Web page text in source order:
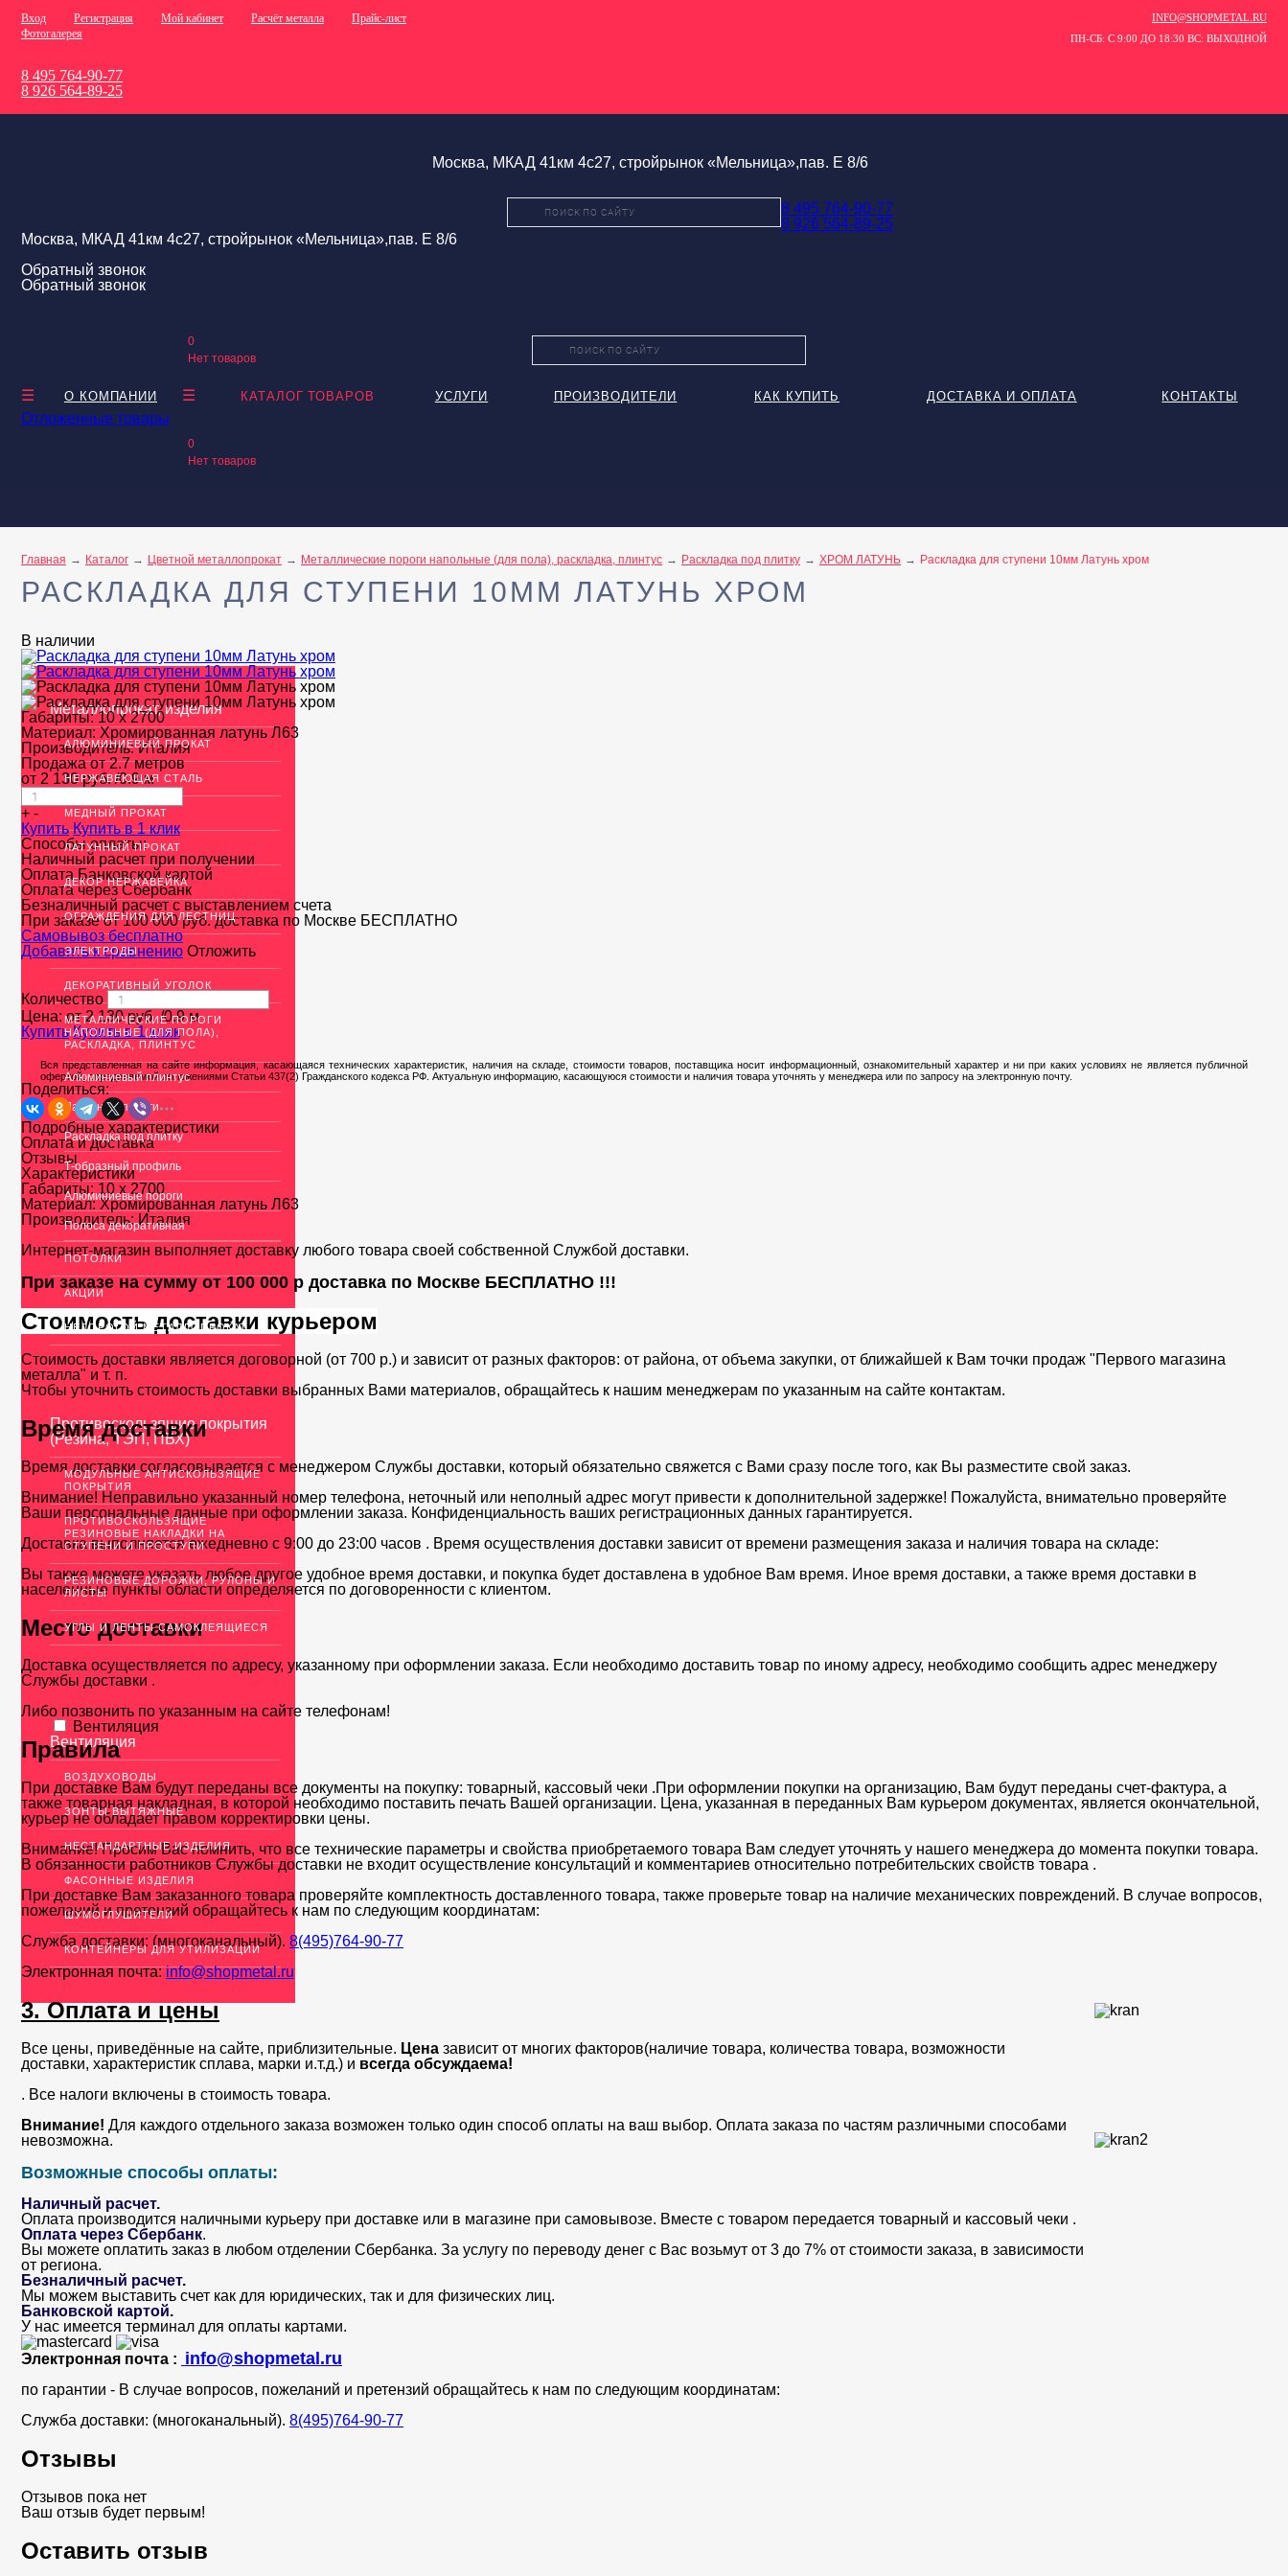
Вход Регистрация Мой кабинет Расчёт металла
Прайс-лист
Фотогалерея
INFO@SHOPMETAL.RU
ПН-СБ: С 9:00 ДО 18:30 ВС: ВЫХОДНОЙ
8 495 764-90-77
8 926 564-89-25
Москва, МКАД 41км 4с27, стройрынок «Мельница»,пав. Е 8/6
8 495 764-90-77
8 926 564-89-25
Москва, МКАД 41км 4с27, стройрынок «Мельница»,пав. Е 8/6
Обратный звонок
Обратный звонок
0
Нет товаров
О КОМПАНИИ КАТАЛОГ ТОВАРОВ УСЛУГИ ПРОИЗВОДИТЕЛИ КАК КУПИТЬ ДОСТАВКА И ОПЛАТА КОНТАКТЫ
Отложенные товары
0
Нет товаров
Главная Каталог Цветной металлопрокат Металлические пороги напольные (для пола), раскладка, плинтус Раскладка под плитку ХРОМ ЛАТУНЬ Раскладка для ступени 10мм Латунь хром
РАСКЛАДКА ДЛЯ СТУПЕНИ 10ММ ЛАТУНЬ ХРОМ
Металлопрокат, изделия
АЛЮМИНИЕВЫЙ ПРОКАТ
НЕРЖАВЕЮЩАЯ СТАЛЬ
МЕДНЫЙ ПРОКАТ
ЛАТУННЫЙ ПРОКАТ
ДЕКОР НЕРЖАВЕЙКА
ОГРАЖДЕНИЯ ДЛЯ ЛЕСТНИЦ
ЭЛЕКТРОДЫ
ДЕКОРАТИВНЫЙ УГОЛОК
МЕТАЛЛИЧЕСКИЕ ПОРОГИ
НАПОЛЬНЫЕ (ДЛЯ ПОЛА),
РАСКЛАДКА, ПЛИНТУС
Алюминиевый плинтус
Латунные пороги
Раскладка под плитку
Т-образный профиль
Алюминиевые пороги
Полоса декоративная
ПОТОЛКИ
АКЦИИ
НЕДОРОГОЙ МЕТАЛЛОПРОКАТ
Противоскользящие покрытия
(Резина, ТЭП, ПВХ)
МОДУЛЬНЫЕ АНТИСКОЛЬЗЯЩИЕ
ПОКРЫТИЯ
ПРОТИВОСКОЛЬЗЯЩИЕ
РЕЗИНОВЫЕ НАКЛАДКИ НА
СТУПЕНИ И ПРОСТУПИ
РЕЗИНОВЫЕ ДОРОЖКИ, РУЛОНЫ И
ЛИСТЫ
УГЛЫ И ЛЕНТЫ САМОКЛЕЯЩИЕСЯ
Вентиляция
Вентиляция
ВОЗДУХОВОДЫ
ЗОНТЫ ВЫТЯЖНЫЕ
НЕСТАНДАРТНЫЕ ИЗДЕЛИЯ
ФАСОННЫЕ ИЗДЕЛИЯ
ШУМОГЛУШИТЕЛИ
КОНТЕЙНЕРЫ ДЛЯ УТИЛИЗАЦИИ
В наличии
Габариты:10 х 2700
Материал:Хромированная латунь Л63
Производитель:Италия
Продажа от 2.7 метров
от 2 130руб. /0.9 м
+ -
Купить Купить в 1 клик
Способы оплаты:
Наличный расчет при получении
Оплата Банковской картой
Оплата через Сбербанк
Безналичный расчет с выставлением счета
При заказе от 100 000 руб. доставка по Москве БЕСПЛАТНО
Cамовывоз бесплатно
Добавить к сравнению Отложить
Количество
Цена: от2 130руб. /0.9 м
Купить Купить в 1 клик
Вся представленная на сайте информация, касающаяся технических характеристик, наличия на складе, стоимости товаров, поставщика носит информационный, ознакомительный характер и ни при каких условиях не является публичной
офертой, определяемой положениями Статьи 437(2) Гражданского кодекса РФ. Актуальную информацию, касающуюся стоимости и наличия товара уточнять у менеджера или по запросу на электронную почту.
Поделиться:
Подробные характеристики
Оплата и доставка
Отзывы
Характеристики
Габариты: 10 х 2700
Материал:Хромированная латунь Л63
Производитель:Италия
Интернет-магазин выполняет доставку любого товара своей собственной Службой доставки.
При заказе на сумму от 100 000 р доставка по Москве БЕСПЛАТНО !!!
Стоимость доставки курьером
Стоимость доставки является договорной (от 700 р.) и зависит от разных факторов: от района, от объема закупки, от ближайшей к Вам точки продаж "Первого магазина
металла" и т. п.
Чтобы уточнить стоимость доставки выбранных Вами материалов, обращайтесь к нашим менеджерам по указанным на сайте контактам.
Время доставки
Время доставки согласовывается с менеджером Службы доставки, который обязательно свяжется с Вами сразу после того, как Вы разместите свой заказ.
Внимание! Неправильно указанный номер телефона, неточный или неполный адрес могут привести к дополнительной задержке! Пожалуйста, внимательно проверяйте
Ваши персональные данные при оформлении заказа. Конфиденциальность ваших регистрационных данных гарантируется.
Доставка выполняется ежедневно с 9:00 до 23:00 часов . Время осуществления доставки зависит от времени размещения заказа и наличия товара на складе:
Вы также можете указать любое другое удобное время доставки, и покупка будет доставлена в удобное Вам время. Иное время доставки, а также время доставки в
населенные пункты области определяется по договоренности с клиентом.
Место доставки
Доставка осуществляется по адресу, указанному при оформлении заказа. Если необходимо доставить товар по иному адресу, необходимо сообщить адрес менеджеру
Службы доставки .
Либо позвонить по указанным на сайте телефонам!
Правила
При доставке Вам будут переданы все документы на покупку: товарный, кассовый чеки .При оформлении покупки на организацию, Вам будут переданы счет-фактура, а
также товарная накладная, в которой необходимо поставить печать Вашей организации. Цена, указанная в переданных Вам курьером документах, является окончательной,
курьер не обладает правом корректировки цены.
Внимание! Просим Вас помнить, что все технические параметры и свойства приобретаемого товара Вам следует уточнять у нашего менеджера до момента покупки товара.
В обязанности работников Службы доставки не входит осуществление консультаций и комментариев относительно потребительских свойств товара .
При доставке Вам заказанного товара проверяйте комплектность доставленного товара, также проверьте товар на наличие механических повреждений. В случае вопросов,
пожеланий и претензий обращайтесь к нам по следующим координатам:
Служба доставки: (многоканальный). 8(495)764-90-77
Электронная почта:info@shopmetal.ru
3. Оплата и цены
Все цены, приведённые на сайте, приблизительные. Цена зависит от многих факторов(наличие товара, количества товара, возможности
доставки, характеристик сплава, марки и.т.д.) и всегда обсуждаема!
. Все налоги включены в стоимость товара.
Внимание! Для каждого отдельного заказа возможен только один способ оплаты на ваш выбор. Оплата заказа по частям различными способами
невозможна.
Возможные способы оплаты:
Наличный расчет.
Оплата производится наличными курьеру при доставке или в магазине при самовывозе. Вместе с товаром передается товарный и кассовый чеки .
Оплата через Сбербанк.
Вы можете оплатить заказ в любом отделении Сбербанка. За услугу по переводу денег с Вас возьмут от 3 до 7% от стоимости заказа, в зависимости
от региона.
Безналичный расчет.
Мы можем выставить счет как для юридических, так и для физических лиц.
Банковской картой.
У нас имеется терминал для оплаты картами.
Электронная почта : info@shopmetal.ru
по гарантии - В случае вопросов, пожеланий и претензий обращайтесь к нам по следующим координатам:
Служба доставки: (многоканальный). 8(495)764-90-77
Отзывы
Отзывов пока нет
Ваш отзыв будет первым!
Оставить отзыв